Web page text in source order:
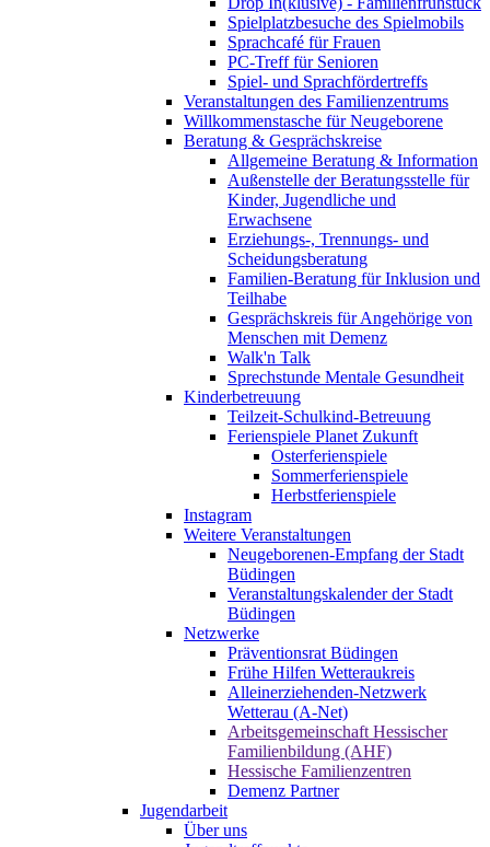
Spielplatzbesuche des Spielmobils
Sprachcafé für Frauen
PC-Treff für Senioren
Spiel- und Sprachfördertreffs
Veranstaltungen des Familienzentrums
Willkommenstasche für Neugeborene
Beratung & Gesprächskreise
Allgemeine Beratung & Information
Außenstelle der Beratungsstelle für
Kinder, Jugendliche und
Erwachsene
Erziehungs-, Trennungs- und
Scheidungsberatung
Familien-Beratung für Inklusion und
Teilhabe
Gesprächskreis für Angehörige von
Menschen mit Demenz
Walk'n Talk
Sprechstunde Mentale Gesundheit
Kinderbetreuung
Teilzeit-Schulkind-Betreuung
Ferienspiele Planet Zukunft
Osterferienspiele
Sommerferienspiele
Herbstferienspiele
Instagram
Weitere Veranstaltungen
Neugeborenen-Empfang der Stadt
Büdingen
Veranstaltungskalender der Stadt
Büdingen
Netzwerke
Präventionsrat Büdingen
Frühe Hilfen Wetteraukreis
Alleinerziehenden-Netzwerk
Wetterau (A-Net)
Arbeitsgemeinschaft Hessischer
Familienbildung (AHF)
Hessische Familienzentren
Demenz Partner
Jugendarbeit
Über uns